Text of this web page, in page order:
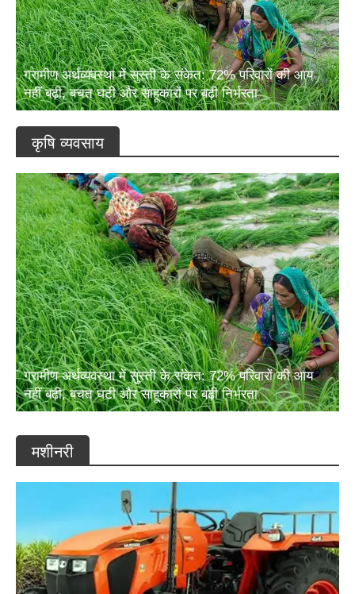
ग्रामीण अर्थव्यवस्था में सुस्ती के संकेत: 72% परिवारों की आय
नहीं बढ़ी, बचत घटी और साहूकारों पर बढ़ी निर्भरता
कृषि व्यवसाय
ग्रामीण अर्थव्यवस्था में सुस्ती के संकेत: 72% परिवारों की आय
नहीं बढ़ी, बचत घटी और साहूकारों पर बढ़ी निर्भरता
मशीनरी